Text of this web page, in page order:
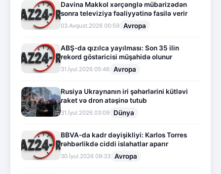
Davina Makkol xərçənglə mübarizədən
sonra televiziya fəaliyyətinə fasilə verir
03.Avqust.2026 00:59 Avropa
ABŞ-da qızılca yayılması: Son 35 ilin
rekord göstəricisi müşahidə olunur
31.İyul.2026 05:46 Avropa
Rusiya Ukraynanın iri şəhərlərini kütləvi
raket və dron atəşinə tutub
31.İyul.2026 03:09 Dünya
BBVA-da kadr dəyişikliyi: Karlos Torres
rəhbərlikdə ciddi islahatlar aparır
30.İyul.2026 09:33 Avropa